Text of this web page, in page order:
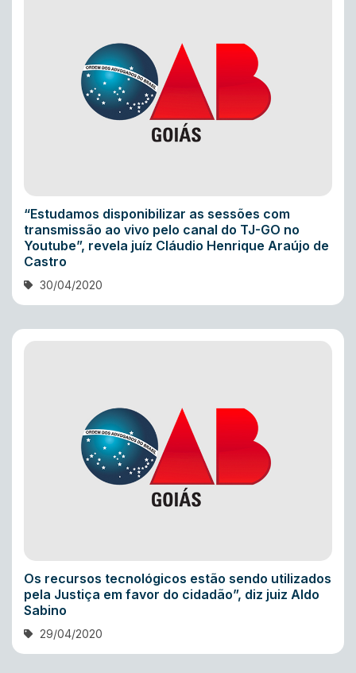
“Estudamos disponibilizar as sessões com
transmissão ao vivo pelo canal do TJ-GO no
Youtube”, revela juíz Cláudio Henrique Araújo de
Castro
30/04/2020
Os recursos tecnológicos estão sendo utilizados
pela Justiça em favor do cidadão”, diz juiz Aldo
Sabino
29/04/2020